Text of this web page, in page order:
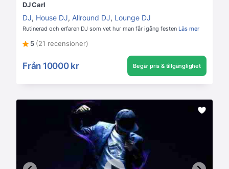
DJ Carl
DJ, House DJ, Allround DJ, Lounge DJ
Rutinerad och erfaren DJ som vet hur man får igång festen Läs mer
5 (21 recensioner)
Från 10000 kr Begär pris & tillgänglighet